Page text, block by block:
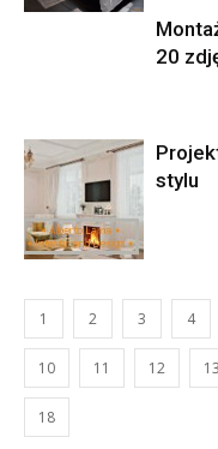
20
stylu
1 2 3 4
10 11 12 13
18